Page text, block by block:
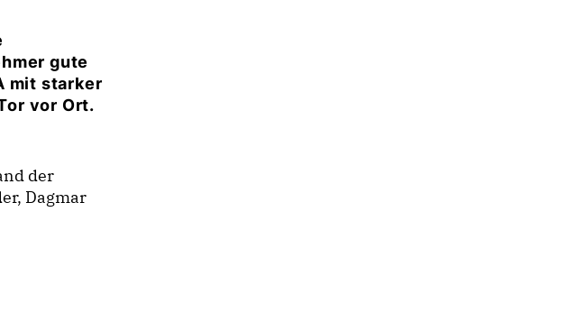
gute
mit starker
vor Ort.
der
Dagmar